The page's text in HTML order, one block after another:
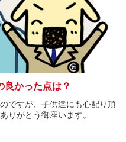
かった点は？
ですが、子供達にも心配り頂
りがとう御座います。